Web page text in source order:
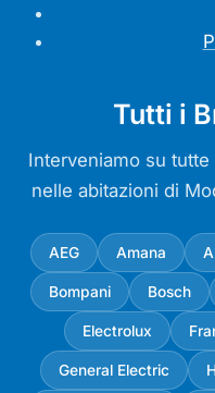
Tutti i
Interveniamo su
nelle abitazioni di
AEG Amana
Bompani Bosch
Electrolux
General Electric